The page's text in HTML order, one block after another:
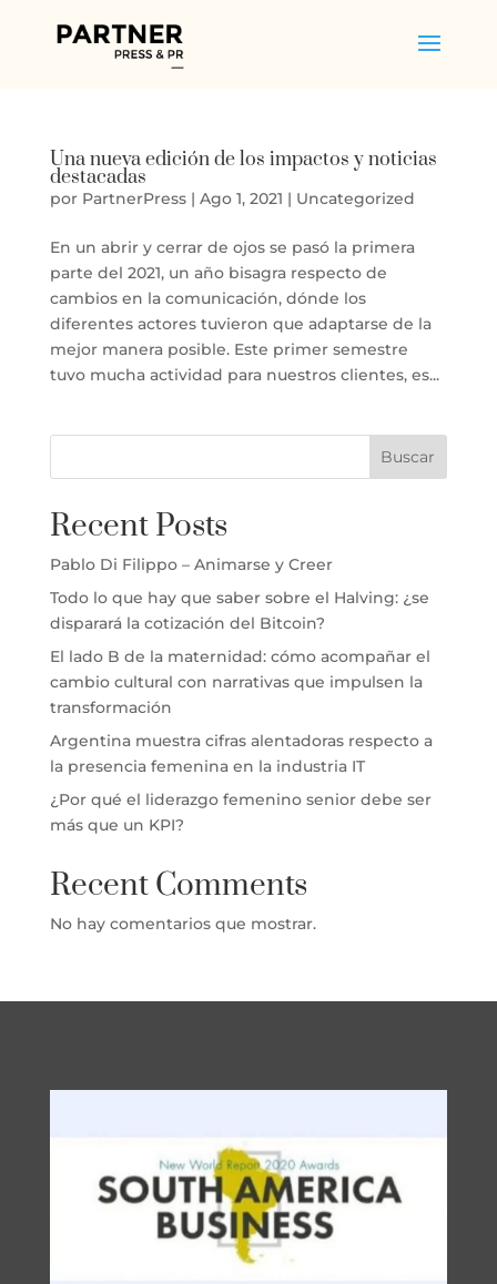
Una nueva edición de los impactos y noticias
destacadas
por PartnerPress| Ago 1, 2021 | Uncategorized
En un abrir y cerrar de ojos se pasó la primera
parte del 2021, un año bisagra respecto de
cambios en la comunicación, dónde los
diferentes actores tuvieron que adaptarse de la
mejor manera posible. Este primer semestre
tuvo mucha actividad para nuestros clientes, es...
Buscar
Recent Posts
Pablo Di Filippo – Animarse y Creer
Todo lo que hay que saber sobre el Halving: ¿se
disparará la cotización del Bitcoin?
El lado B de la maternidad: cómo acompañar el
cambio cultural con narrativas que impulsen la
transformación
Argentina muestra cifras alentadoras respecto a
la presencia femenina en la industria IT
¿Por qué el liderazgo femenino senior debe ser
más que un KPI?
Recent Comments
No hay comentarios que mostrar.